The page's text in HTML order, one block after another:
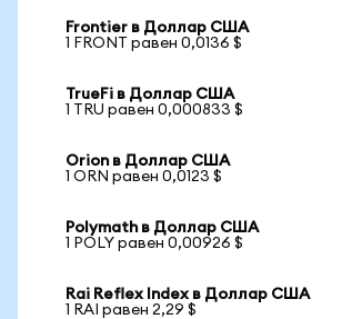
Frontier в Доллар США
1 FRONT равен 0,0136 $
TrueFi в Доллар США
1 TRU равен 0,000833 $
Orion в Доллар США
1 ORN равен 0,0123 $
Polymath в Доллар США
1 POLY равен 0,00926 $
Rai Reflex Index в Доллар США
1 RAI равен 2,29 $